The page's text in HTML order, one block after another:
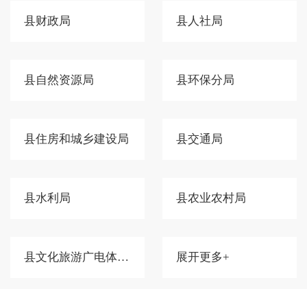
县财政局 县人社局
县自然资源局 县环保分局
县住房和城乡建设局 县交通局
县水利局 县农业农村局
县文化旅游广电体育局 展开更多+